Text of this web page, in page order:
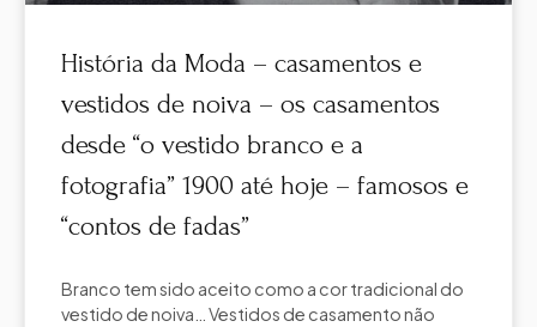
História da Moda – casamentos e
vestidos de noiva – os casamentos
desde “o vestido branco e a
fotografia” 1900 até hoje – famosos e
“contos de fadas”
Branco tem sido aceito como a cor tradicional do
vestido de noiva… Vestidos de casamento não